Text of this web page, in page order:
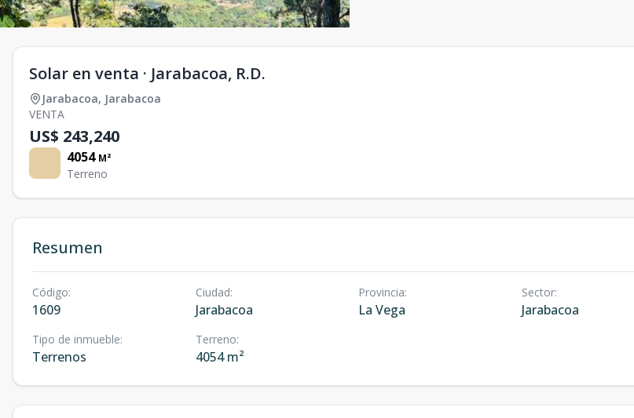
Solar en venta · Jarabacoa, R.D.
Jarabacoa, Jarabacoa
VENTA
US$ 243,240
4054 M²
Terreno
Resumen
Código:
1609
Ciudad:
Jarabacoa
Provincia:
La Vega
Sector:
Jarabacoa
Tipo de inmueble:
Terrenos
Terreno:
4054 m²